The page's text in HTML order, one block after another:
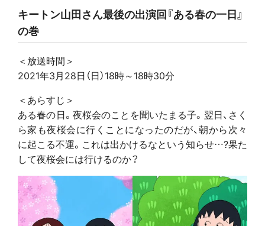
キートン山田さん最後の出演回『ある春の一日』
の巻
＜放送時間＞
2021年3月28日（日）18時～18時30分
＜あらすじ＞
ある春の日。夜桜会のことを聞いたまる子。翌日、さく
ら家も夜桜会に行くことになったのだが、朝から次々
に起こる不運。これは出かけるなという知らせ…?果た
して夜桜会には行けるのか？